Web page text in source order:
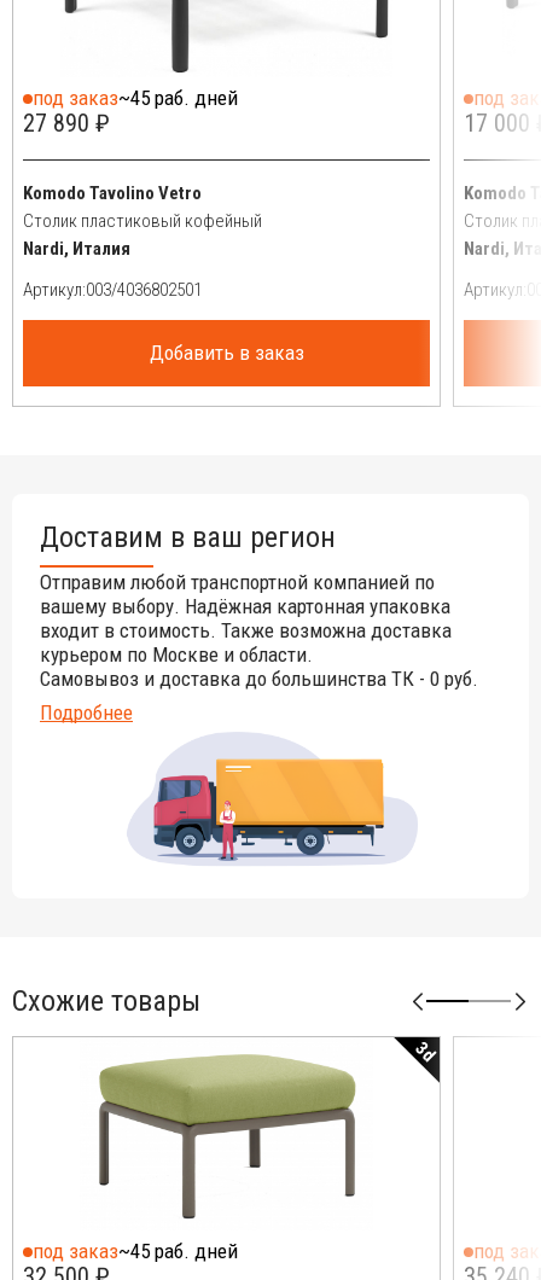
под заказ~45 раб. дней
27 890 ₽
Komodo Tavolino Vetro
Столик пластиковый кофейный
Nardi, Италия
Артикул:
Добавить в заказ
под
17 000
Komodo
Столик
Nardi,
Артикул:
Доставим в ваш регион
Отправим любой транспортной компанией по
вашему выбору. Надёжная картонная упаковка
входит в стоимость. Также возможна доставка
курьером по Москве и области.
Самовывоз и доставка до большинства ТК - 0 руб.
Подробнее
Схожие товары
3d
под заказ~45 раб. дней под